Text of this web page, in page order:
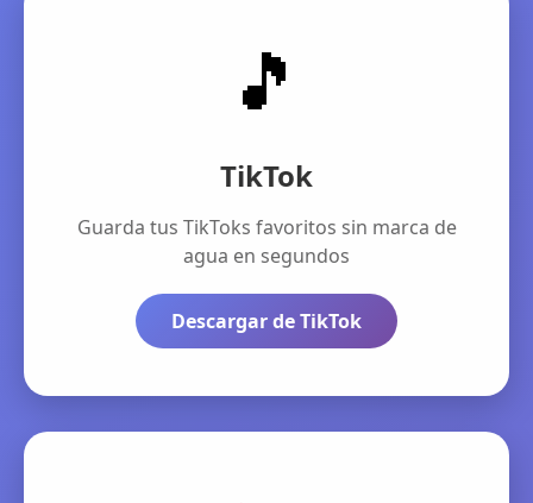
🎵
TikTok
Guarda tus TikToks favoritos sin marca de
agua en segundos
Descargar de TikTok